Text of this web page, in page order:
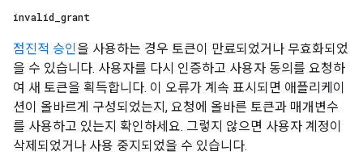
invalid grant
점진적 승인을 사용하는 경우 토큰이 만료되었거나 무효화되었
을 수 있습니다. 사용자를 다시 인증하고 사용자 동의를 요청하
여 새 토큰을 획득합니다. 이 오류가 계속 표시되면 애플리케이
션이 올바르게 구성되었는지, 요청에 올바른 토큰과 매개변수
를 사용하고 있는지 확인하세요. 그렇지 않으면 사용자 계정이
삭제되었거나 사용 중지되었을 수 있습니다.